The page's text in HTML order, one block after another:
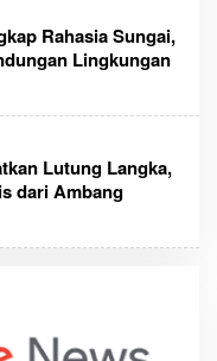
Rahasia Sungai,
Lingkungan
Lutung Langka,
dari Ambang